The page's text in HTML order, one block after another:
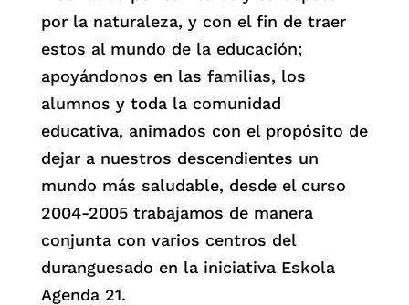
por la naturaleza, y con el fin de traer
estos al mundo de la educación;
apoyándonos en las familias, los
alumnos y toda la comunidad
educativa, animados con el propósito de
dejar a nuestros descendientes un
mundo más saludable, desde el curso
2004-2005 trabajamos de manera
conjunta con varios centros del
duranguesado en la iniciativa Eskola
Agenda 21.